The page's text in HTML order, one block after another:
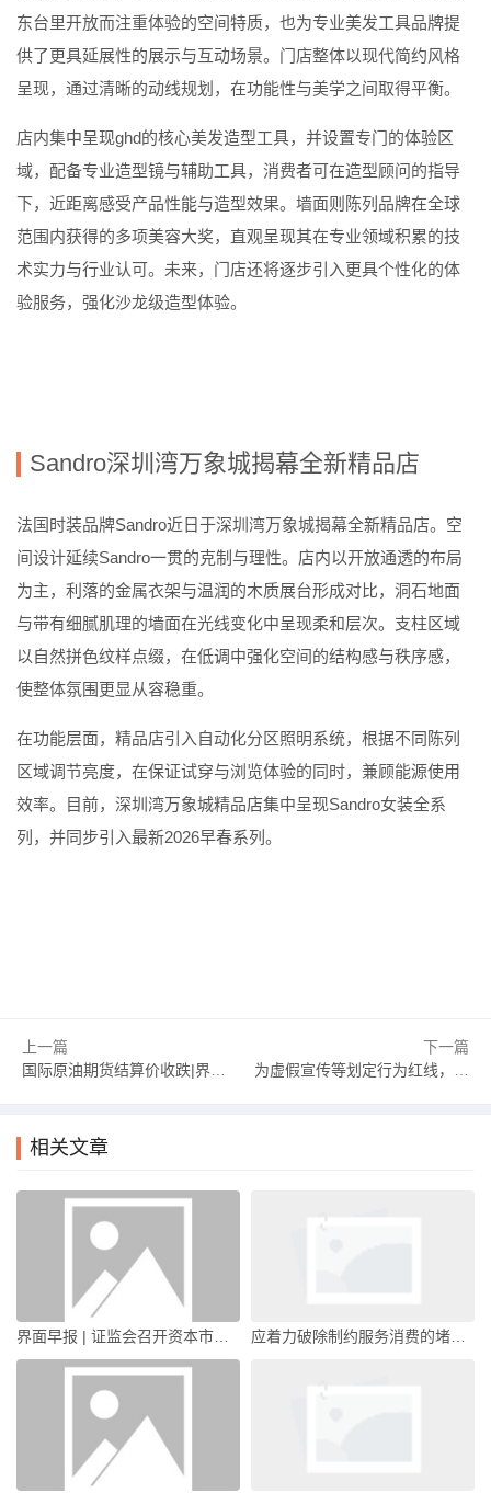
东台里开放而注重体验的空间特质，也为专业美发工具品牌提
供了更具延展性的展示与互动场景。门店整体以现代简约风格
呈现，通过清晰的动线规划，在功能性与美学之间取得平衡。
店内集中呈现ghd的核心美发造型工具，并设置专门的体验区
域，配备专业造型镜与辅助工具，消费者可在造型顾问的指导
下，近距离感受产品性能与造型效果。墙面则陈列品牌在全球
范围内获得的多项美容大奖，直观呈现其在专业领域积累的技
术实力与行业认可。未来，门店还将逐步引入更具个性化的体
验服务，强化沙龙级造型体验。
Sandro深圳湾万象城揭幕全新精品店
法国时装品牌Sandro近日于深圳湾万象城揭幕全新精品店。空
间设计延续Sandro一贯的克制与理性。店内以开放通透的布局
为主，利落的金属衣架与温润的木质展台形成对比，洞石地面
与带有细腻肌理的墙面在光线变化中呈现柔和层次。支柱区域
以自然拼色纹样点缀，在低调中强化空间的结构感与秩序感，
使整体氛围更显从容稳重。
在功能层面，精品店引入自动化分区照明系统，根据不同陈列
区域调节亮度，在保证试穿与浏览体验的同时，兼顾能源使用
效率。目前，深圳湾万象城精品店集中呈现Sandro女装全系
列，并同步引入最新2026早春系列。
上一篇
国际原油期货结算价收跌|界面新闻 · 快讯
下一篇
为虚假宣传等划定行为红线，直播电商监管新规出台|界面新闻
相关文章